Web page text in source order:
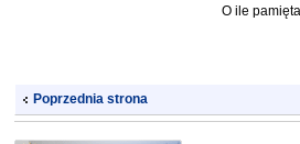
O ile
Poprzednia strona